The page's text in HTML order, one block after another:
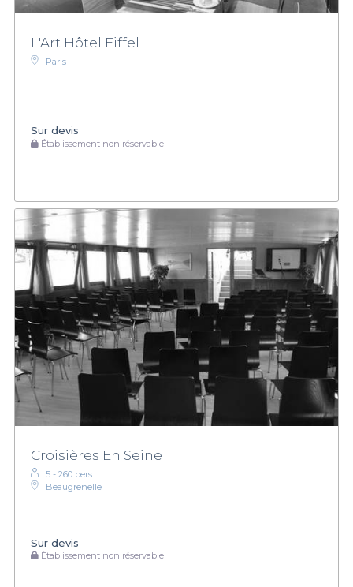
L'Art Hôtel Eiffel
Paris
Sur devis
Établissement non réservable
Croisières En Seine
5 - 260 pers.
Beaugrenelle
Sur devis
Établissement non réservable